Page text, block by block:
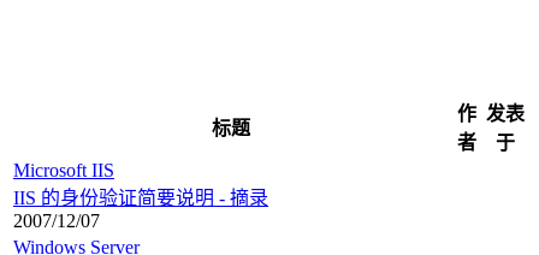
标题
作
者
发表
于
Microsoft IIS
IIS 的身份验证简要说明 - 摘录
2007/12/07
Windows Server